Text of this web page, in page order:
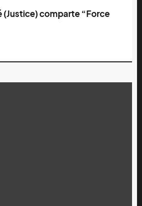
(Justice) comparte “Force